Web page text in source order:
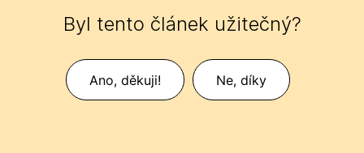
Byl tento článek užitečný?
Ano, děkuji! Ne, díky